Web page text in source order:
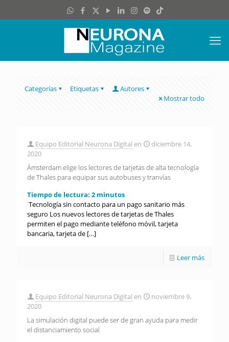
Categorías Etiquetas
Autores
Mostrar todo
Equipo Editorial Neurona Digital en
diciembre 14,
2020
Ámsterdam elige los lectores de tarjetas de alta tecnología
de Thales para equipar sus autobuses y tranvías
Tiempo de lectura: 2 minutos
Tecnología sin contacto para un pago sanitario más
seguro Los nuevos lectores de tarjetas de Thales
permiten el pago mediante teléfono móvil, tarjeta
bancaria, tarjeta de […]
Leer más
Equipo Editorial Neurona Digital en
noviembre 9,
2020
La simulación digital puede ser de gran ayuda para medir
el distanciamiento social